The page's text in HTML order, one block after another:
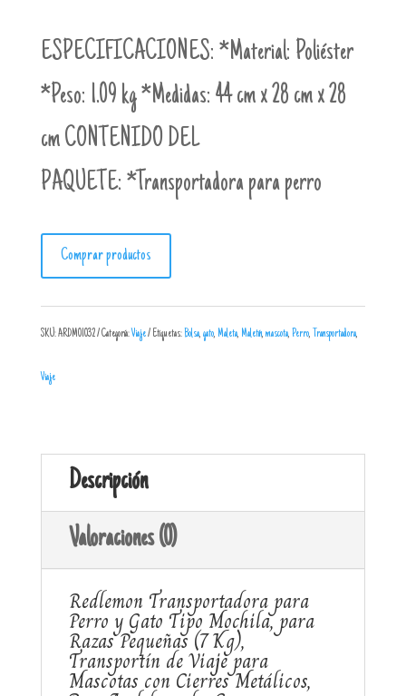
ESPECIFICACIONES: *Material: Poliéster
*Peso: 1.09 kg *Medidas: 44 cm x 28 cm x 28
cmCONTENIDO DEL
PAQUETE: *Transportadora para perro
Comprar productos
SKU:ARDM01032 Categoría:Viaje Etiquetas: Bolsa, gato, Maleta, Maletín, mascota, Perro, Transportadora,
Viaje
Descripción
Valoraciones (0)
Redlemon Transportadora para
Perro y Gato Tipo Mochila, para
Razas Pequeñas (7 Kg),
Transportín de Viaje para
Mascotas con Cierres Metálicos,